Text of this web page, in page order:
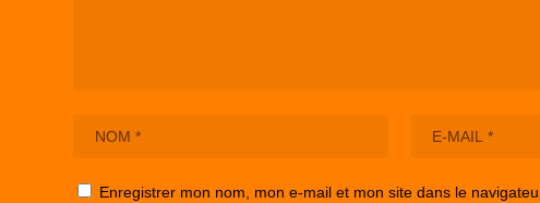
Enregistrer mon nom, mon e-mail et mon site dans le